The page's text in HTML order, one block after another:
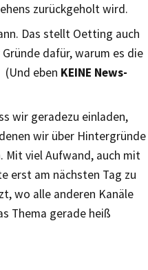
zurückgeholt wird.
Das stellt Oetting auch
dafür, warum es die
eben KEINE News-
wir geradezu einladen,
wir über Hintergründe
Mit viel Aufwand, auch mit
erst am nächsten Tag zu
wo alle anderen Kanäle
Thema gerade heiß